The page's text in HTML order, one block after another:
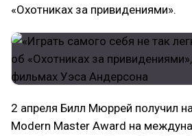
«Охотниках за привидениями».
2 апреля Билл Мюррей получил
Modern Master Award на